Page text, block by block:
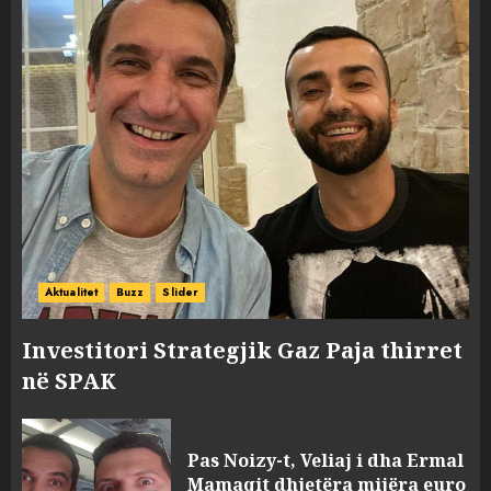
Aktualitet Buzz Slider
Investitori Strategjik Gaz Paja thirret
në SPAK
Pas Noizy-t, Veliaj i dha Ermal
Mamaqit dhjetëra mijëra euro
sulmuan “One Albania”,
ngjarja u fsheh. A u vodhën